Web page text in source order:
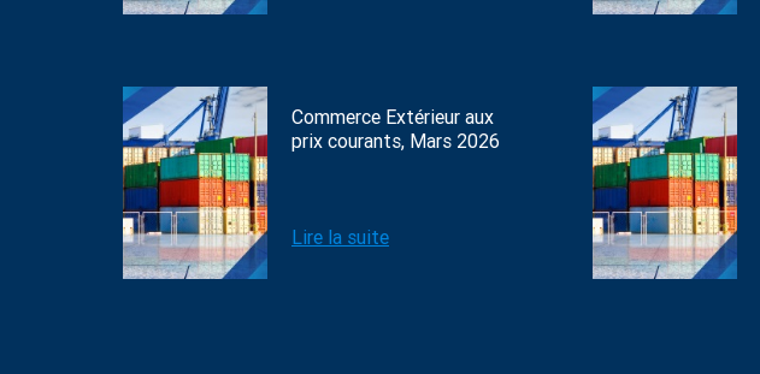
Commerce Extérieur aux
prix courants, Mars 2026
Lire la suite